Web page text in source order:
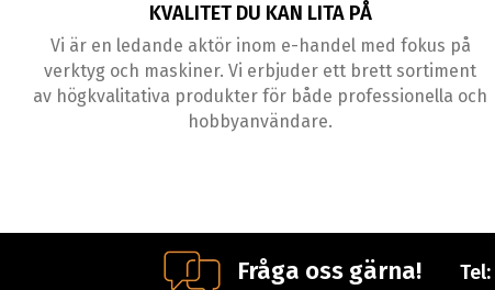
KVALITET DU KAN LITA PÅ
Vi är en ledande aktör inom e-handel med fokus på
verktyg och maskiner. Vi erbjuder ett brett sortiment
av högkvalitativa produkter för både professionella och
hobbyanvändare.
Fråga oss gärna! Tel: